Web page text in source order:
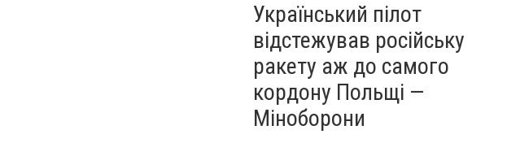
Український пілот
відстежував російську
ракету аж до самого
кордону Польщі —
Міноборони